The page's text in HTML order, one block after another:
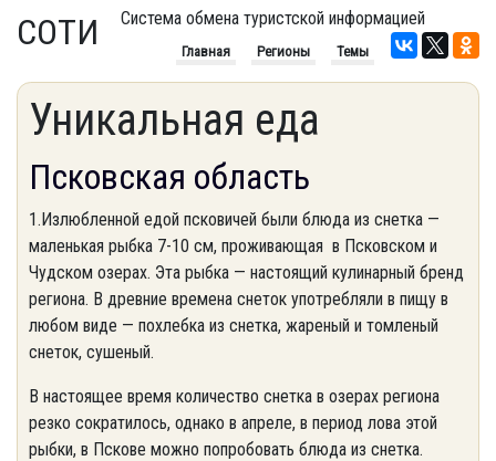
СОТИ Система обмена туристской информацией
Главная Регионы Темы
Уникальная еда
Псковская область
1.Излюбленной едой псковичей были блюда из снетка —
маленькая рыбка 7-10 см, проживающая в Псковском и
Чудском озерах. Эта рыбка — настоящий кулинарный бренд
региона. В древние времена снеток употребляли в пищу в
любом виде — похлебка из снетка, жареный и томленый
снеток, сушеный.
В настоящее время количество снетка в озерах региона
резко сократилось, однако в апреле, в период лова этой
рыбки, в Пскове можно попробовать блюда из снетка.